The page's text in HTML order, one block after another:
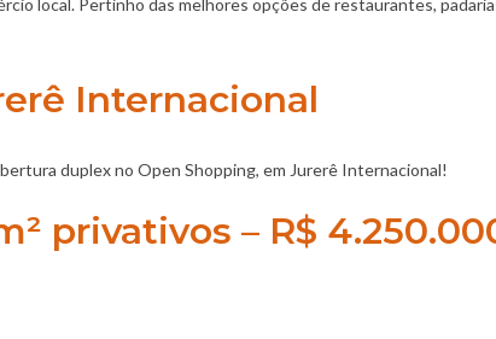
local. Pertinho das melhores opções de restaurantes,
Internacional
duplex no Open Shopping, em Jurerê Internacional!
privativos – R$